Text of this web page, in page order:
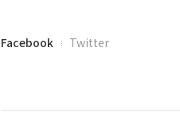
글
페
Facebook Twitter